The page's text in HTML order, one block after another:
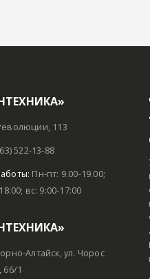
113
522-13-88
Пн-пт: 9.00-19.00;
вс: 9:00-17:00
Алтайск, ул. Чорос
66/1